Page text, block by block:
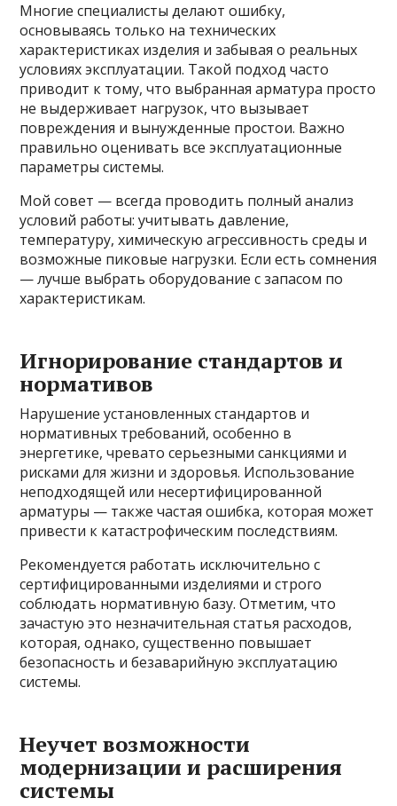
Многие специалисты делают ошибку,
основываясь только на технических
характеристиках изделия и забывая о реальных
условиях эксплуатации. Такой подход часто
приводит к тому, что выбранная арматура просто
не выдерживает нагрузок, что вызывает
повреждения и вынужденные простои. Важно
правильно оценивать все эксплуатационные
параметры системы.
Мой совет — всегда проводить полный анализ
условий работы: учитывать давление,
температуру, химическую агрессивность среды и
возможные пиковые нагрузки. Если есть сомнения
— лучше выбрать оборудование с запасом по
характеристикам.
Игнорирование стандартов и
нормативов
Нарушение установленных стандартов и
нормативных требований, особенно в
энергетике, чревато серьезными санкциями и
рисками для жизни и здоровья. Использование
неподходящей или несертифицированной
арматуры — также частая ошибка, которая может
привести к катастрофическим последствиям.
Рекомендуется работать исключительно с
сертифицированными изделиями и строго
соблюдать нормативную базу. Отметим, что
зачастую это незначительная статья расходов,
которая, однако, существенно повышает
безопасность и безаварийную эксплуатацию
системы.
Неучет возможности
модернизации и расширения
системы